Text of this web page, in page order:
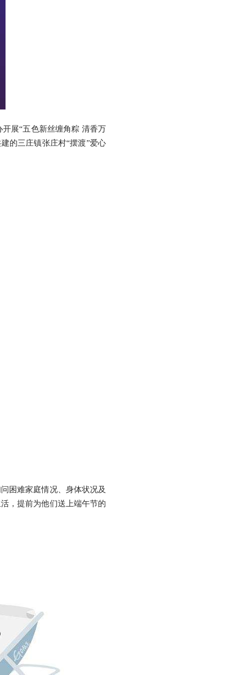
展“五色新丝缠角粽 清香万
的三庄镇张庄村“摆渡”爱心
困难家庭情况、身体状况及
，提前为他们送上端午节的